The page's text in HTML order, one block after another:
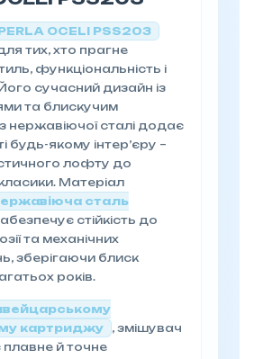
OCELI PSS203
тих, хто прагне
функціональність і
сучасний дизайн із
та блискучим
нержавіючої сталі додає
будь-якому інтер’єру –
лофту до
Матеріал
сталь
стійкість до
та механічних
зберігаючи блиск
років.
картриджу
, змішувач
й точне